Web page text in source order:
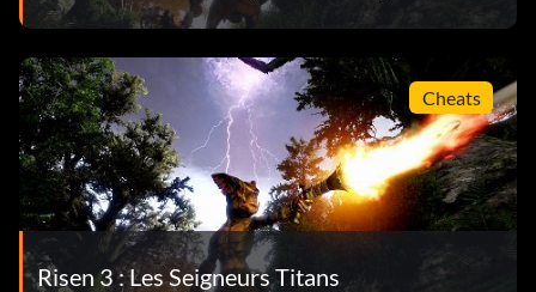
Cheats
Risen 3 : Les Seigneurs Titans